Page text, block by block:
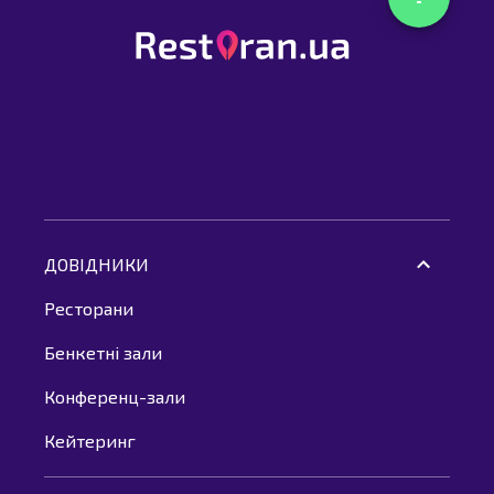
ДОВІДНИКИ
Ресторани
Бенкетні зали
Конференц-зали
Кейтеринг